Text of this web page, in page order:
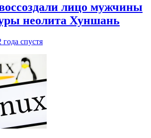
лицо мужчины
неолита Хуншань
года спустя